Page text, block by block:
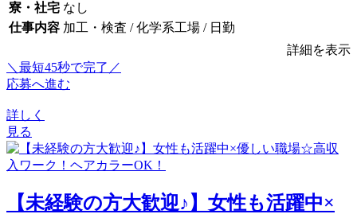
寮・社宅 なし
仕事内容 加工・検査 / 化学系工場 / 日勤
詳細を表示
＼最短45秒で完了／
応募へ進む
詳しく
見る
【未経験の方大歓迎♪】女性も活躍中×